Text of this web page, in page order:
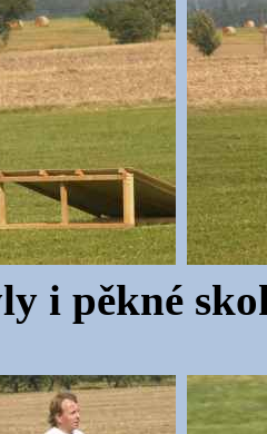
i pěkné